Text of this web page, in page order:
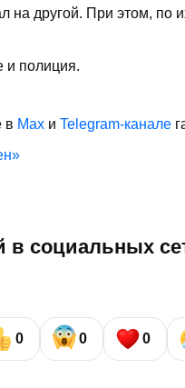
на другой. При этом, по
и полиция.
в Max и Telegram-канале
в социальных
0 0 0